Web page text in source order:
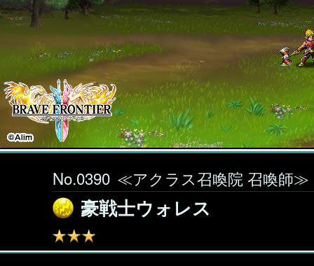
No.0390 ≪アクラス召喚院 召喚師≫
豪戦士ウォレス